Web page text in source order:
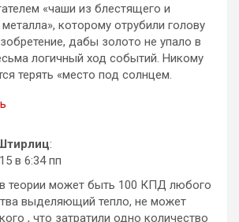
«чаши из блестящего и
металла», которому отрубили голову
дабы золото не упало в
логичный ход событий. Никому
терять «место под солнцем.
:
в 6:34 пп
теории может быть 100 КПД любого
выделяющий тепло, не может
, что затратили одно количество